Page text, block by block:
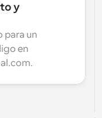
y
para un
en